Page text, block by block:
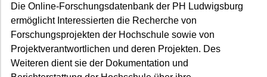
Die Online-Forschungsdatenbank der PH Ludwigsburg
ermöglicht Interessierten die Recherche von
Forschungsprojekten der Hochschule sowie von
Projektverantwortlichen und deren Projekten. Des
Weiteren dient sie der Dokumentation und